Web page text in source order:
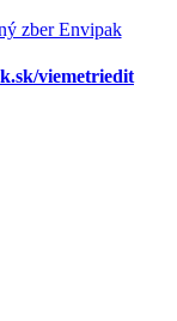
zber Envipak
viemetriedit